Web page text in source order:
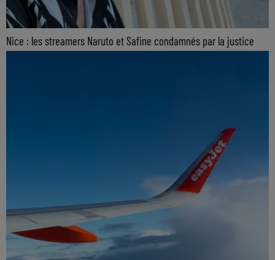
Nice : les streamers Naruto et Safine condamnés par la justice